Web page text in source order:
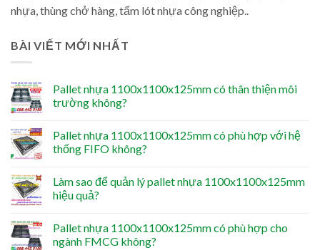
nhựa, thùng chở hàng, tấm lót nhựa công nghiệp..
BÀI VIẾT MỚI NHẤT
Pallet nhựa 1100x1100x125mm có thân thiện môi
trường không?
Pallet nhựa 1100x1100x125mm có phù hợp với hệ
thống FIFO không?
Làm sao để quản lý pallet nhựa 1100x1100x125mm
hiệu quả?
Pallet nhựa 1100x1100x125mm có phù hợp cho
ngành FMCG không?